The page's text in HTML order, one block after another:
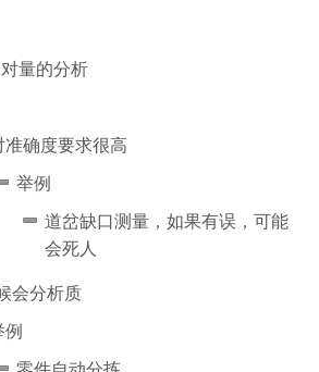
量的分析
准确度要求很高
举例
道岔缺口测量，如果有误，可能
会死人
会分析质
例